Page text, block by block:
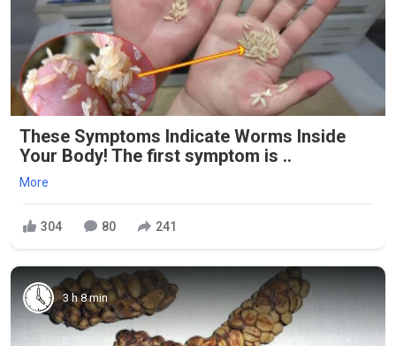
These Symptoms Indicate Worms Inside
Your Body! The first symptom is ..
More
304 80 241
3 h 8 min